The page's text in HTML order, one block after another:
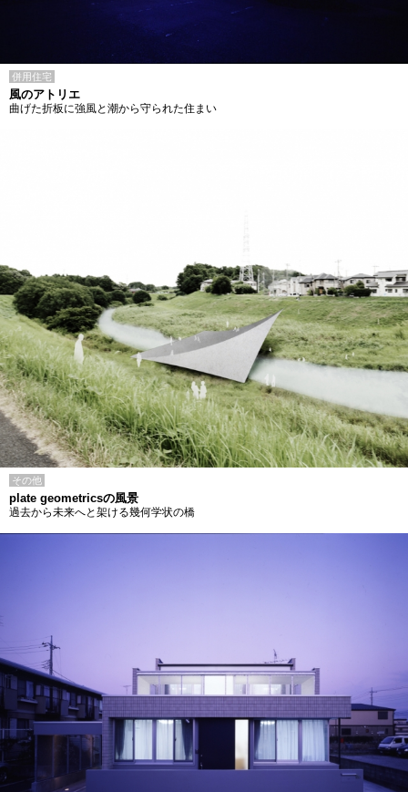
併用住宅
風のアトリエ
曲げた折板に強風と潮から守られた住まい
その他
plate geometricsの風景
過去から未来へと架ける幾何学状の橋